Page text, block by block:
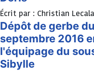
Écrit par : Christian
Dépôt de gerbe
septembre 2016
l'équipage du
Sibylle